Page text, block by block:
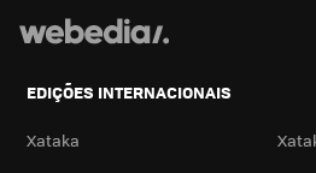
EDIÇÕES INTERNACIONAIS
Xataka